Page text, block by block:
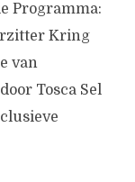
Programma:
Kring
van
Tosca Sel